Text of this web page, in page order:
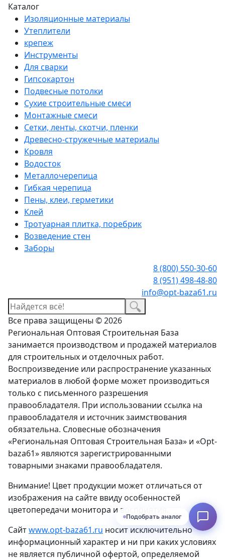
Каталог
Изоляционные материалы
Утеплители
крепеж
Инструменты
Для сварки
Гипсокартон
Подвесные потолки
Сухие строительные смеси
Монтажные смеси
Сетки, ленты, скотчи, пленки
Древесно-стружечные материалы
Кровля
Водосток
Металлочерепица
Гибкая черепица
Пены, клеи, герметики
Клей
Тротуарная плитка, поребрик
Возведение стен
Заборы
8 (800) 550-30-60
8 (951) 498-48-80
info@opt-baza61.ru
Все права защищены © 2026
Региональная Оптовая Строительная База
занимается производством и продажей материалов
для строительных и отделочных работ.
Воспроизведение или распространение указанных
материалов в любой форме может производиться
только с письменного разрешения
правообладателя. При использовании ссылка на
правообладателя и источник заимствования
обязательна. Словесные обозначения
«Региональная Оптовая Строительная База» и «Opt-
baza61» являются зарегистрированными
товарными знаками правообладателя.
Внимание! Цвет продукции может отличаться от
изображения на сайте ввиду особенностей
цветопередачи монитора и восприятия.
Сайтwww.opt-baza61.ru носит исключительно
информационный характер и ни при каких условиях
не является публичной офертой, определяемой
Узнать наличие